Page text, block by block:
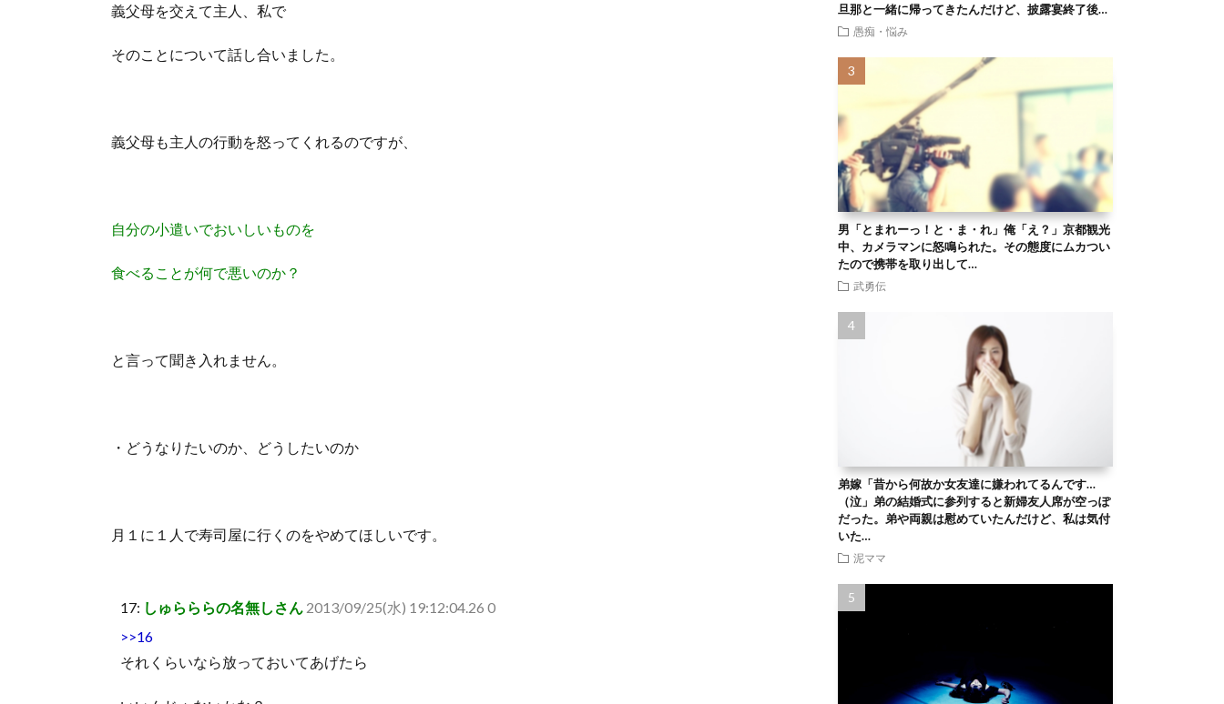
義父母を交えて主人、私で
そのことについて話し合いました。
義父母も主人の行動を怒ってくれるのですが、
自分の小遣いでおいしいものを
食べることが何で悪いのか？
と言って聞き入れません。
・どうなりたいのか、どうしたいのか
月１に１人で寿司屋に行くのをやめてほしいです。
17: しゅらららの名無しさん 2013/09/25(水) 19:12:04.26 0
>>16
それくらいなら放っておいてあげたら
旦那と一緒に帰ってきたんだけど、披露宴終了後…
愚痴・悩み
男「とまれーっ！と・ま・れ」俺「え？」京都観光
中、カメラマンに怒鳴られた。その態度にムカつい
たので携帯を取り出して…
武勇伝
弟嫁「昔から何故か女友達に嫌われてるんです…
（泣」弟の結婚式に参列すると新婦友人席が空っぽ
だった。弟や両親は慰めていたんだけど、私は気付
いた…
泥ママ